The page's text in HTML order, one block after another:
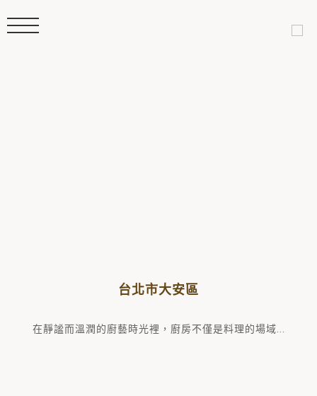
台北市大安區
在靜謐而溫潤的廚藝時光裡，廚房不僅是料理的場域...